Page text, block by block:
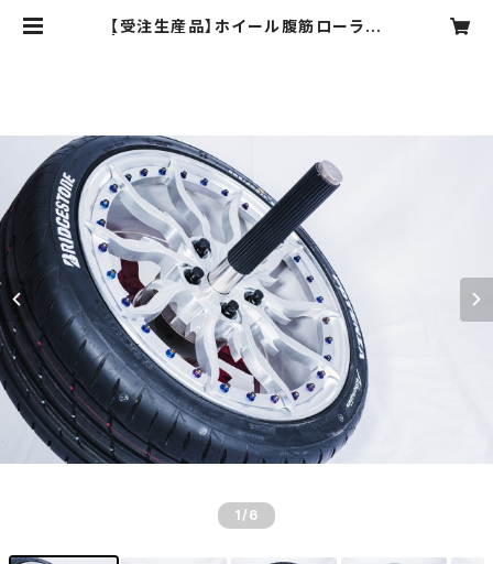
【受注生産品】ホイール腹筋ローラー
1 /6